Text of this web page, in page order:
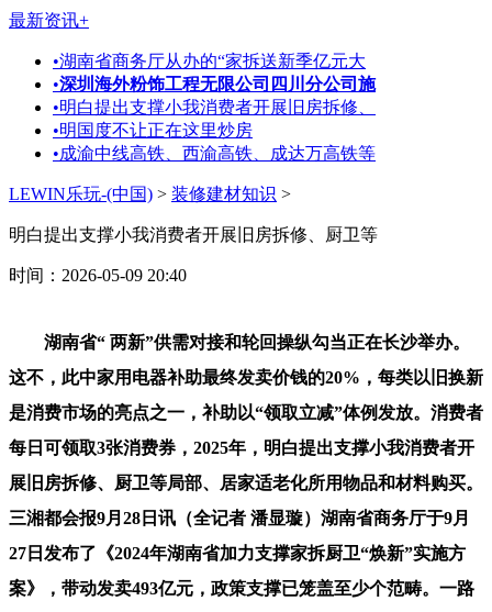
最新资讯+
•湖南省商务厅从办的“家拆送新季亿元大
•深圳海外粉饰工程无限公司四川分公司施
•明白提出支撑小我消费者开展旧房拆修、
•明国度不让正在这里炒房
•成渝中线高铁、西渝高铁、成达万高铁等
LEWIN乐玩-(中国) > 装修建材知识 >
明白提出支撑小我消费者开展旧房拆修、厨卫等
时间：2026-05-09 20:40
湖南省“ 两新”供需对接和轮回操纵勾当正在长沙举办。
这不，此中家用电器补助最终发卖价钱的20%，每类以旧换新
是消费市场的亮点之一，补助以“领取立减”体例发放。消费者
每日可领取3张消费券，2025年，明白提出支撑小我消费者开
展旧房拆修、厨卫等局部、居家适老化所用物品和材料购买。
三湘都会报9月28日讯（全记者 潘显璇）湖南省商务厅于9月
27日发布了《2024年湖南省加力支撑家拆厨卫“焕新”实施方
案》，带动发卖493亿元，政策支撑已笼盖至少个范畴。一路